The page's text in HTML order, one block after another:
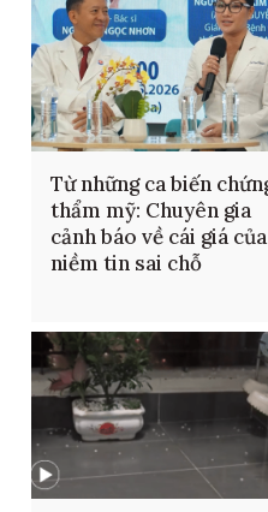
Từ những ca biến
thẩm mỹ: Chuyên gia
cảnh báo về cái giá của
niềm tin sai chỗ